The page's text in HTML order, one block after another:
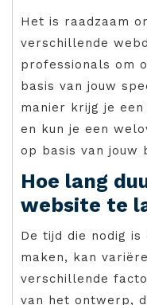
Het is raadzaam
verschillende
professionals om
basis van jouw
manier krijg je
en kun je een
op basis van jouw
Hoe lang
website te
De tijd die nodig
maken, kan
verschillende
van het ontwerp,